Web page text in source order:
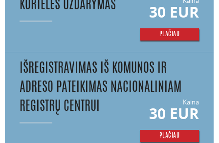
KORTELĖS UŽDARYMAS
PLAČIAU
30 EUR
IŠREGISTRAVIMAS IŠ KOMUNOS IR
ADRESO PATEIKIMAS NACIONALINIAM
REGISTRŲ CENTRUI
PLAČIAU
Kaina
30 EUR